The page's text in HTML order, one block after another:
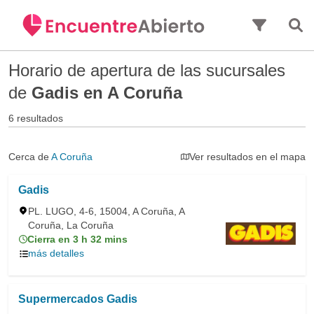
Horario de apertura de las sucursales
de Gadis en A Coruña
6 resultados
Cerca de A Coruña Ver resultados en el mapa
Gadis
PL. LUGO, 4-6, 15004, A Coruña, A
Coruña, La Coruña
Cierra en 3 h 32 mins
más detalles
Supermercados Gadis